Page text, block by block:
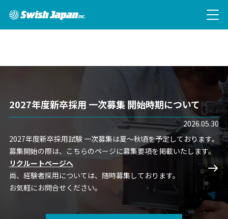
/virtual/htdocs/swish-japan/_app/wp-
content/themes/swish/functions.php on line 6
Home
会社概要
2027年度新卒採用 一次募集 開始時期について
2026.05.30
2027年度新卒採用試験 一次募集は夏～秋頃を予定しております。
募集開始の際は、こちらのページに募集要項を掲載いたします。
リクルートページへ
尚、経験者採用については、随時募集しております。
お気軽にお問合せください。